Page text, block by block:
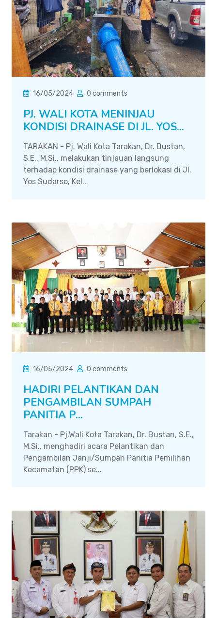
16/05/2024 0 comments
PJ. WALI KOTA MENINJAU
KONDISI DRAINASE DI JL. YOS...
TARAKAN - Pj. Wali Kota Tarakan, Dr. Bustan,
S.E., M.Si., melakukan tinjauan langsung
terhadap kondisi drainase yang berlokasi di Jl.
Yos Sudarso, Kel...
16/05/2024 0 comments
HADIRI PELANTIKAN DAN
PENGAMBILAN SUMPAH
PANITIA P...
Tarakan - Pj.Wali Kota Tarakan, Dr. Bustan, S.E.,
M.Si., menghadiri acara Pelantikan dan
Pengambilan Janji/Sumpah Panitia Pemilihan
Kecamatan (PPK) se...